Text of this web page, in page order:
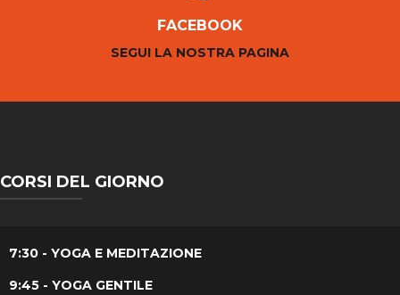
FACEBOOK
SEGUI LA NOSTRA PAGINA
CORSI DEL GIORNO
7:30 - YOGA E MEDITAZIONE
9:45 - YOGA GENTILE